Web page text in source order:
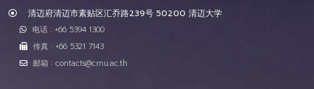
清迈府清迈市素贴区汇乔路239号 50200 清迈大学
电话 : +66 5394 1300
传真 : +66 5321 7143
邮箱 : contacts@cmu.ac.th